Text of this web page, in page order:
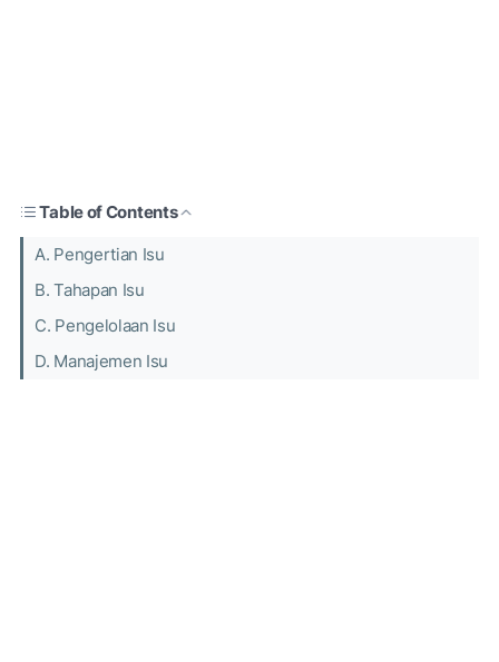
Table of Contents
A. Pengertian Isu
B. Tahapan Isu
C. Pengelolaan Isu
D. Manajemen Isu